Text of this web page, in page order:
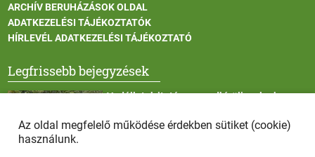
ARCHÍV BERUHÁZÁSOK OLDAL
ADATKEZELÉSI TÁJÉKOZTATÓK
HÍRLEVÉL ADATKEZELÉSI TÁJÉKOZTATÓ
Legfrissebb bejegyzések
Vadállatok itatása a rendkívüli melegben
Az oldal megfelelő működése érdekben sütiket (cookie)
használunk.